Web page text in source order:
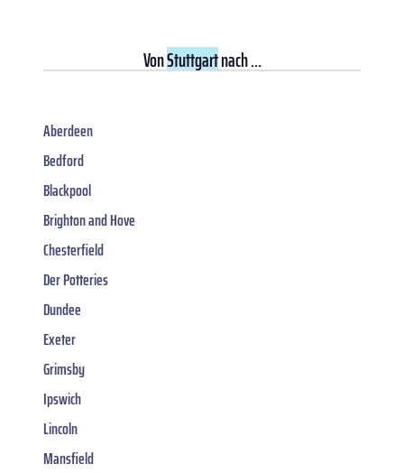
VonStuttgartnach ...
Aberdeen
Bedford
Blackpool
Brighton and Hove
Chesterfield
Der Potteries
Dundee
Exeter
Grimsby
Ipswich
Lincoln
Mansfield